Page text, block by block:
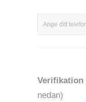
Verifikation
nedan)